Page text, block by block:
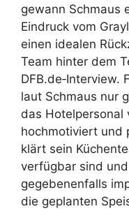
gewann Schmaus
Eindruck vom
einen idealen
Team hinter dem
DFB.de‑Interview.
laut Schmaus nur
das Hotelpersonal
hochmotiviert und
klärt sein
verfügbar sind
gegebenenfalls
die geplanten